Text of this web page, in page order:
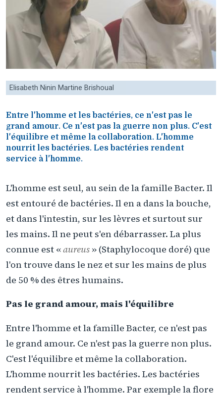
Elisabeth Ninin Martine Brishoual
Entre l'homme et les bactéries, ce n'est pas le
grand amour. Ce n'est pas la guerre non plus. C'est
l'équilibre et même la collaboration. L'homme
nourrit les bactéries. Les bactéries rendent
service à l'homme.
L'homme est seul, au sein de la famille Bacter. Il
est entouré de bactéries. Il en a dans la bouche,
et dans l'intestin, sur les lèvres et surtout sur
les mains. Il ne peut s'en débarrasser. La plus
connue est «aureus » (Staphylocoque doré) que
l'on trouve dans le nez et sur les mains de plus
de 50 % des êtres humains.
Pas le grand amour, mais l'équilibre
Entre l'homme et la famille Bacter, ce n'est pas
le grand amour. Ce n'est pas la guerre non plus.
C'est l'équilibre et même la collaboration.
L'homme nourrit les bactéries. Les bactéries
rendent service à l'homme. Par exemple la flore